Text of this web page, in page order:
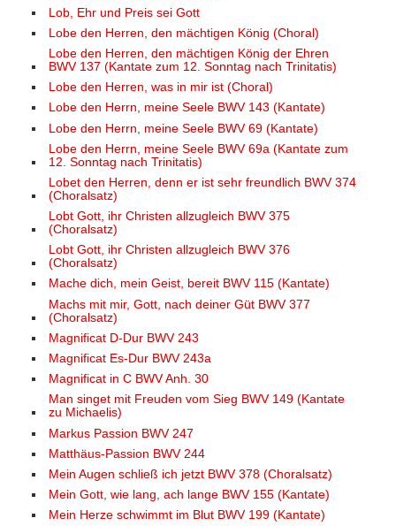
Lob, Ehr und Preis sei Gott
Lobe den Herren, den mächtigen König (Choral)
Lobe den Herren, den mächtigen König der Ehren
BWV 137 (Kantate zum 12. Sonntag nach Trinitatis)
Lobe den Herren, was in mir ist (Choral)
Lobe den Herrn, meine Seele BWV 143 (Kantate)
Lobe den Herrn, meine Seele BWV 69 (Kantate)
Lobe den Herrn, meine Seele BWV 69a (Kantate zum
12. Sonntag nach Trinitatis)
Lobet den Herren, denn er ist sehr freundlich BWV 374
(Choralsatz)
Lobt Gott, ihr Christen allzugleich BWV 375
(Choralsatz)
Lobt Gott, ihr Christen allzugleich BWV 376
(Choralsatz)
Mache dich, mein Geist, bereit BWV 115 (Kantate)
Machs mit mir, Gott, nach deiner Güt BWV 377
(Choralsatz)
Magnificat D-Dur BWV 243
Magnificat Es-Dur BWV 243a
Magnificat in C BWV Anh. 30
Man singet mit Freuden vom Sieg BWV 149 (Kantate
zu Michaelis)
Markus Passion BWV 247
Matthäus-Passion BWV 244
Mein Augen schließ ich jetzt BWV 378 (Choralsatz)
Mein Gott, wie lang, ach lange BWV 155 (Kantate)
Mein Herze schwimmt im Blut BWV 199 (Kantate)